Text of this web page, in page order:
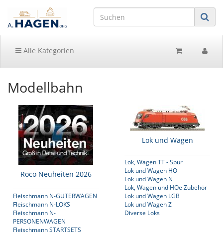
Alle Kategorien
Modellbahn
Roco Neuheiten 2026
Fleischmann N-GÜTERWAGEN
Fleischmann N-LOKS
Fleischmann N-
PERSONENWAGEN
Fleischmann STARTSETS
Lok und Wagen
Lok, Wagen TT - Spur
Lok und Wagen HO
Lok und Wagen N
Lok, Wagen und HOe Zubehör
Lok und Wagen LGB
Lok und Wagen Z
Diverse Loks